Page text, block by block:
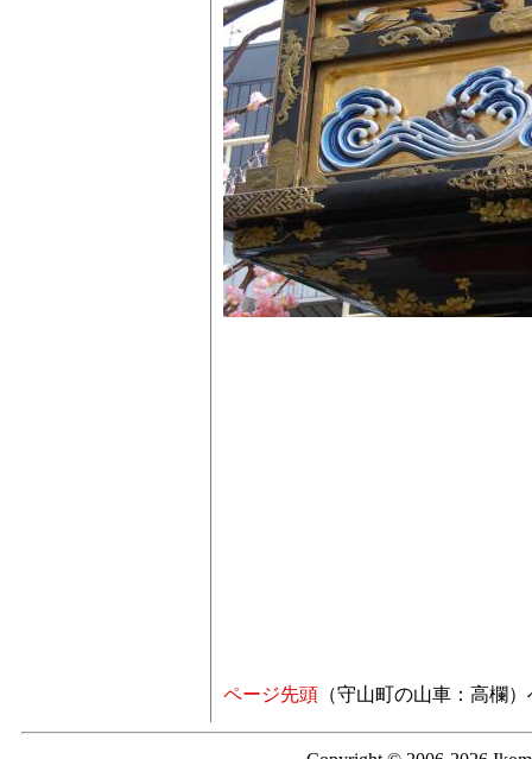
ページ先頭 （守山町の山車：高欄